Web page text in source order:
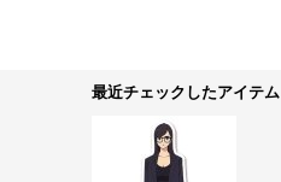
最近チェックしたアイテム